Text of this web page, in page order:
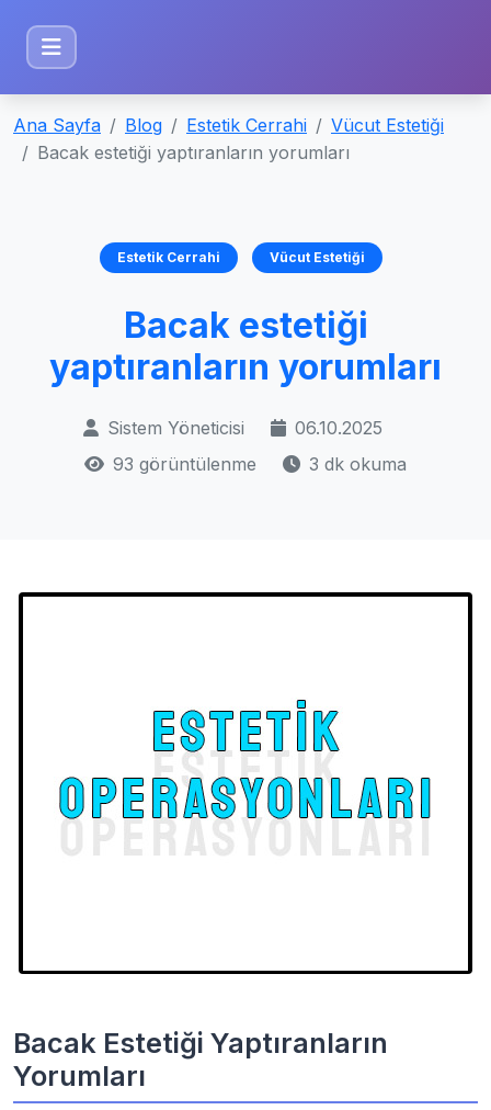
Ana Sayfa Blog Estetik Cerrahi
Vücut Estetiği
Bacak estetiği yaptıranların yorumları
Estetik Cerrahi Vücut Estetiği
Bacak estetiği
yaptıranların yorumları
Sistem Yöneticisi
06.10.2025
93 görüntülenme
3 dk okuma
Bacak Estetiği Yaptıranların
Yorumları